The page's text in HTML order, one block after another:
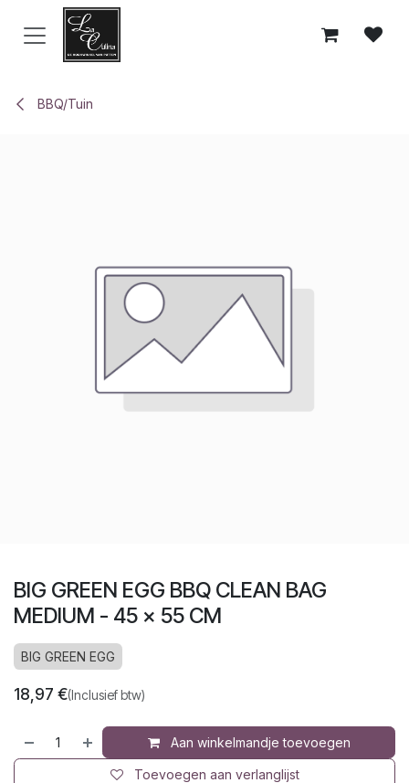
Overslaan naar inhoud
BBQ/Tuin
BIG GREEN EGG BBQ CLEAN BAG
MEDIUM - 45 x 55 CM
BIG GREEN EGG
18,97 €(Inclusief btw)
Aan winkelmandje toevoegen
Toevoegen aan verlanglijst